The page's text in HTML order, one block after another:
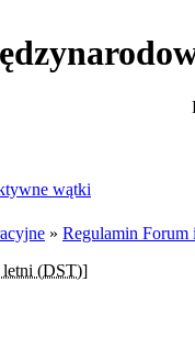
wątki
» Regulamin Forum
letni (DST)]